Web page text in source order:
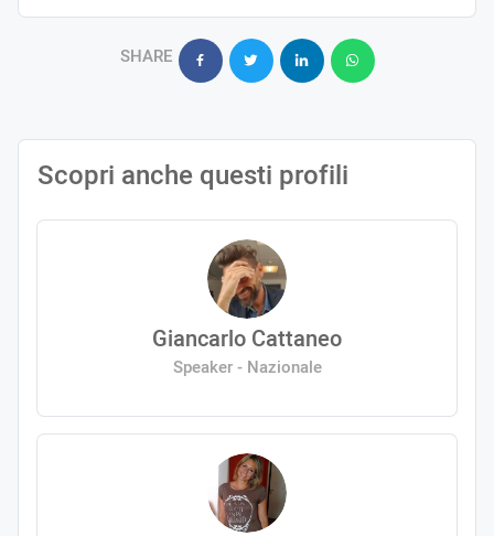
SHARE
Scopri anche questi profili
Giancarlo Cattaneo
Speaker - Nazionale